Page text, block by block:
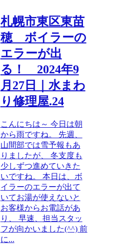
札幌市東区東苗
穂 ボイラーの
エラーが出
る！ 2024年9
月27日｜水まわ
り修理屋.24
こんにちは～ 今日は朝
から雨ですね。 先週、
山間部では雪予報もあ
りましたが、 冬支度も
少しずつ進めていきた
いですね。 本日は、ボ
イラーのエラーが出て
いてお湯が使えないと
お客様からお電話があ
り、 早速、担当スタッ
フが向かいました(^^) 前
に...